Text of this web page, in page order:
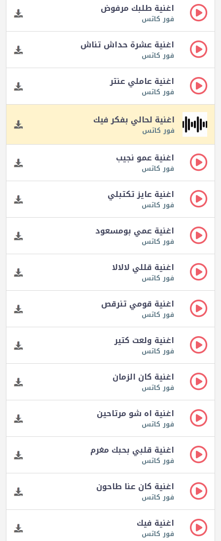
اغنية طلبك مرفوض
فور كاتس
اغنية عشرة حداش تناش
فور كاتس
اغنية عاملي عنتر
فور كاتس
اغنية لحالي بفكر فيك
فور كاتس
اغنية عمو نجيب
فور كاتس
اغنية عايز تكتبلي
فور كاتس
اغنية عمي بومسعود
فور كاتس
اغنية قللي لالالا
فور كاتس
اغنية قومي تنرقص
فور كاتس
اغنية ولعت كتير
فور كاتس
اغنية كان الزمان
فور كاتس
اغنية اه شو مرتاحين
فور كاتس
اغنية قلبي بحبك مغرم
فور كاتس
اغنية كان عنا طاحون
فور كاتس
اغنية فيك
فور كاتس